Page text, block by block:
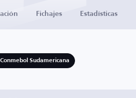
Fichajes Estadísticas
Conmebol Sudamericana